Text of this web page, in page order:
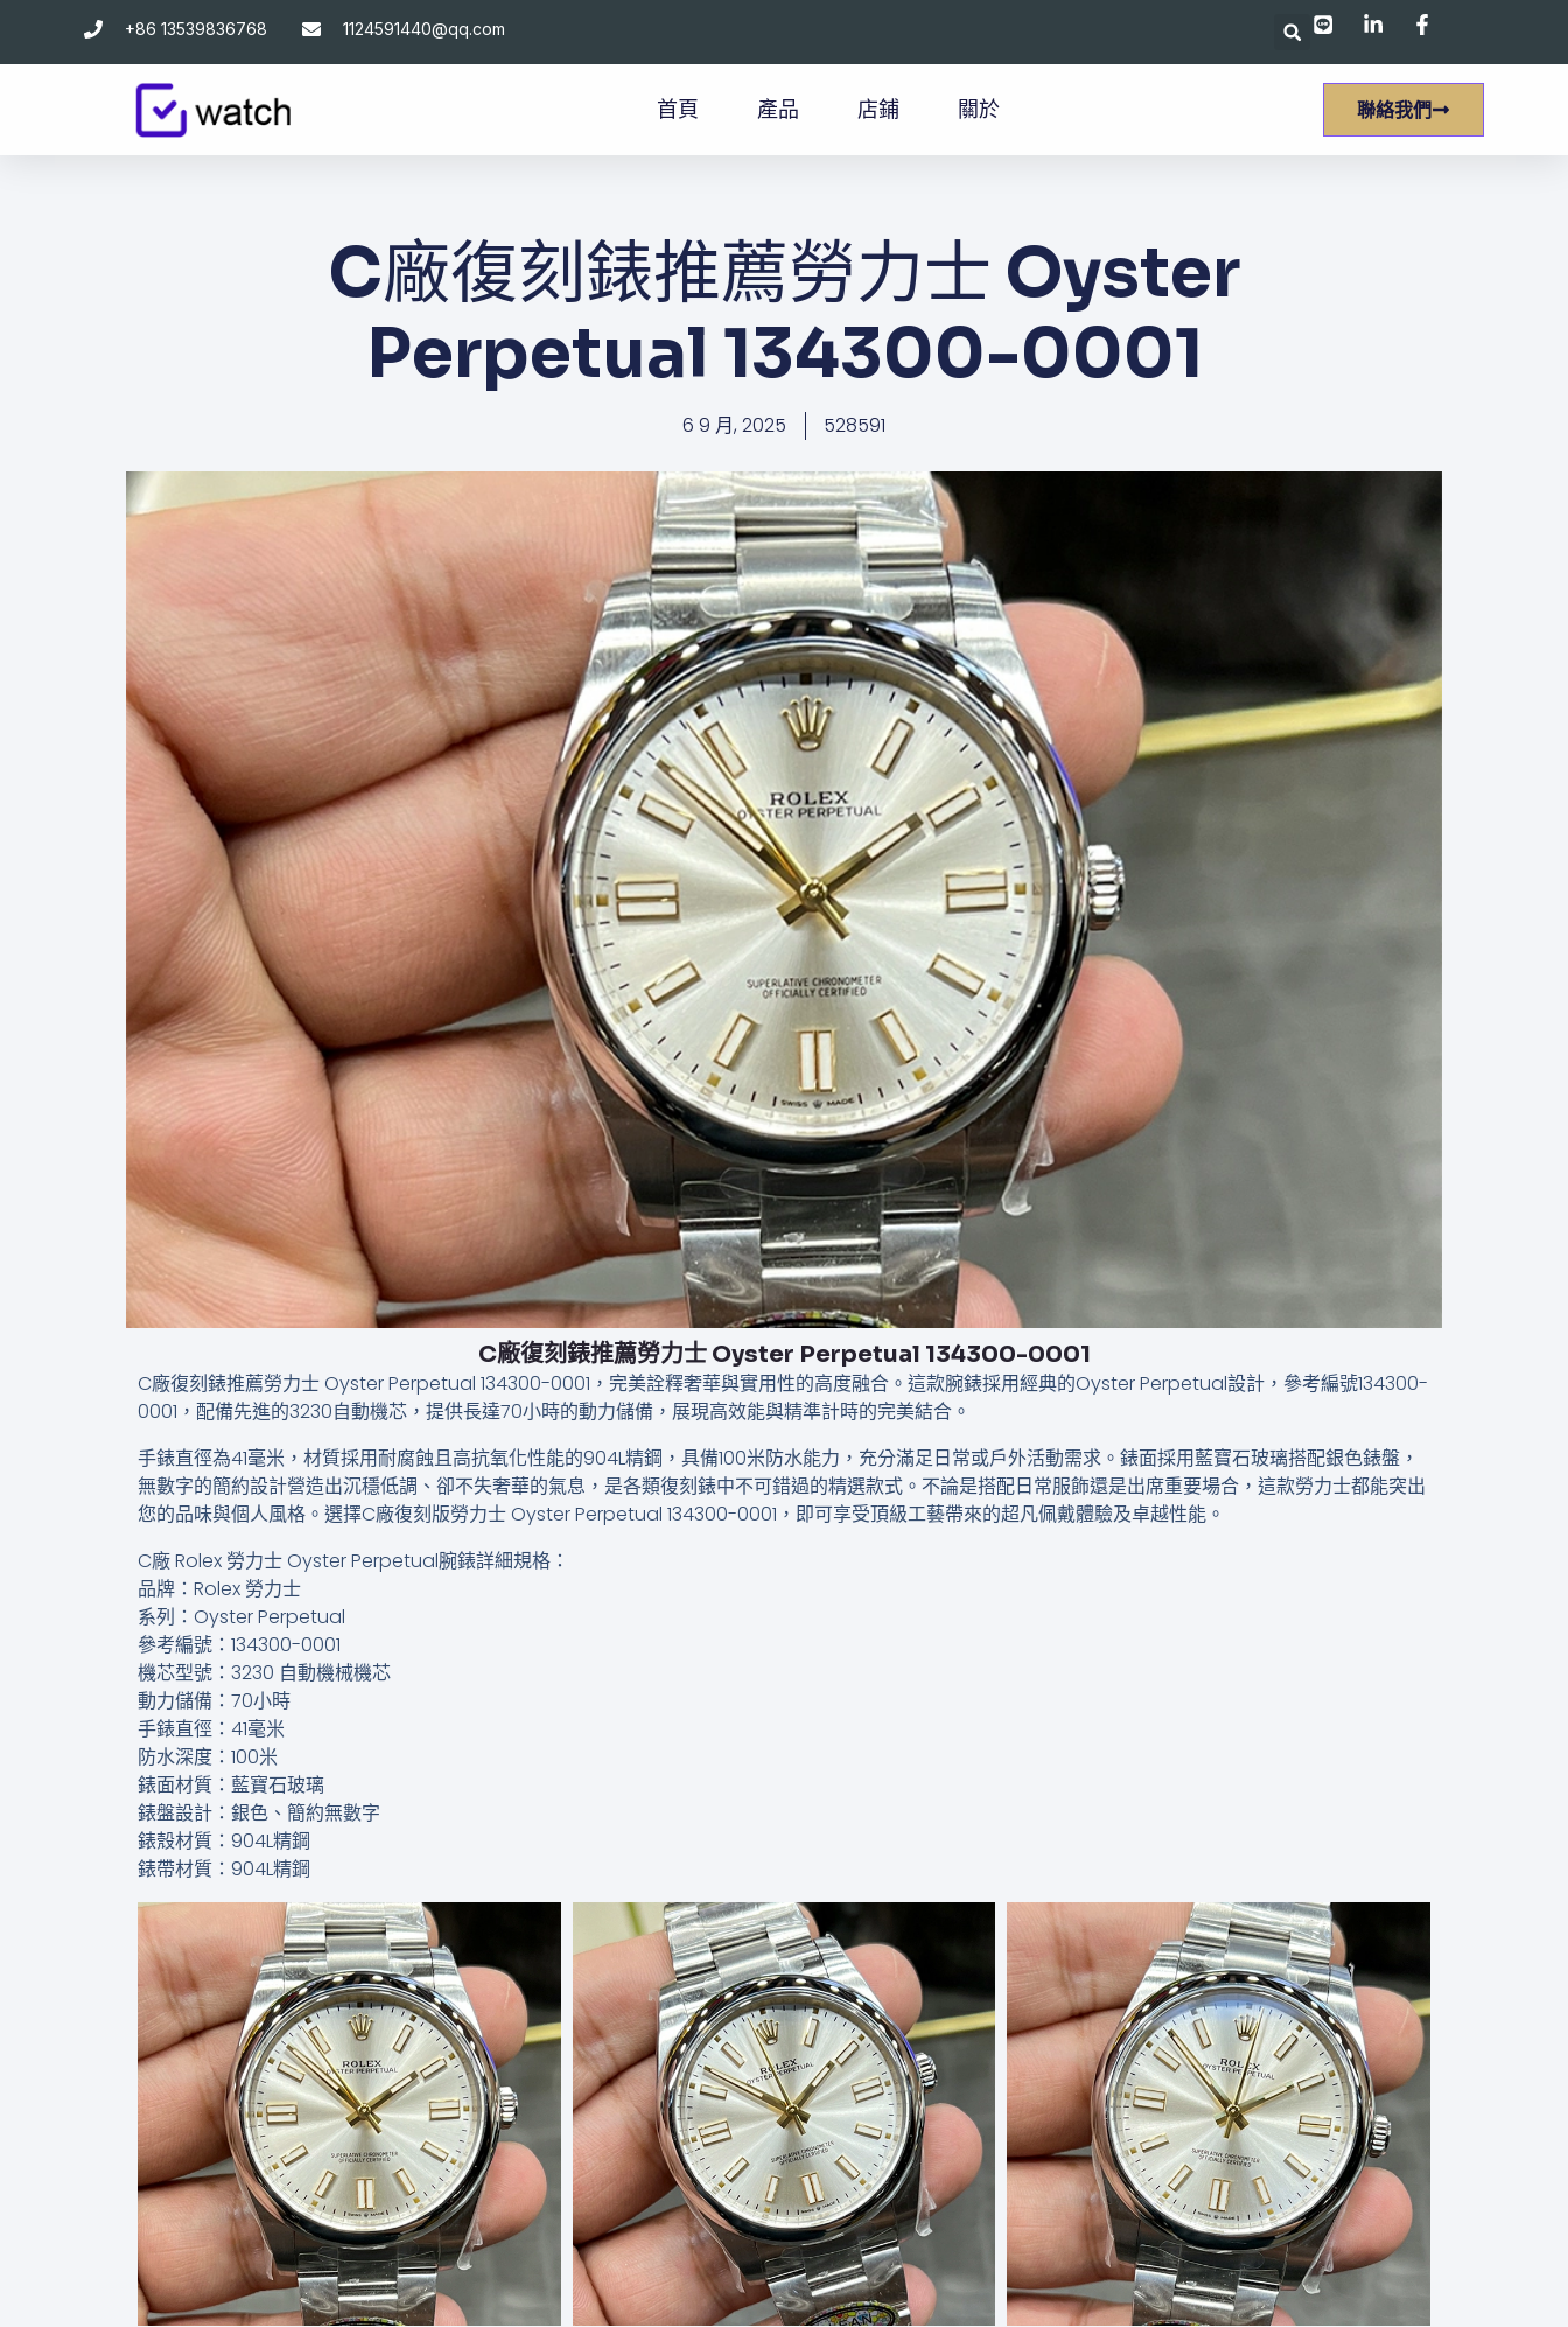
+86 13539836768 1124591440@qq.com
首頁 產品 店鋪 關於 聯絡我們
C廠復刻錶推薦​勞力士 Oyster
Perpetual 134300-0001
6 9 月, 2025 528591
C廠復刻錶推薦​勞力士 Oyster Perpetual 134300-0001
C廠復刻錶推薦​勞力士 Oyster Perpetual 134300-0001，完美詮釋奢華與實用性的高度融合。這款腕錶採用經典的Oyster Perpetual設計，參考編號134300-
0001，配備先進的3230自動機芯，提供長達70小時的動力儲備，展現高效能與精準計時的完美結合。
手錶直徑為41毫米，材質採用耐腐蝕且高抗氧化性能的904L精鋼，具備100米防水能力，充分滿足日常或戶外活動需求。錶面採用藍寶石玻璃搭配銀色錶盤，
無數字的簡約設計營造出沉穩低調、卻不失奢華的氣息，是各類復刻錶中不可錯過的精選款式。不論是搭配日常服飾還是出席重要場合，這款勞力士都能突出
您的品味與個人風格。選擇C廠復刻版勞力士 Oyster Perpetual 134300-0001，即可享受頂級工藝帶來的超凡佩戴體驗及卓越性能。
C廠 Rolex 勞力士 Oyster Perpetual腕錶詳細規格：
品牌：Rolex 勞力士
系列：Oyster Perpetual
參考編號：134300-0001
機芯型號：3230 自動機械機芯
動力儲備：70小時
手錶直徑：41毫米
防水深度：100米
錶面材質：藍寶石玻璃
錶盤設計：銀色、簡約無數字
錶殼材質：904L精鋼
錶帶材質：904L精鋼